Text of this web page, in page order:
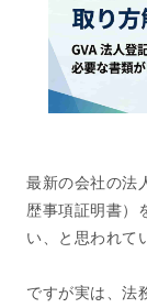
最新の会社の法
歴事項証明書）
い、と思われて
ですが実は、法